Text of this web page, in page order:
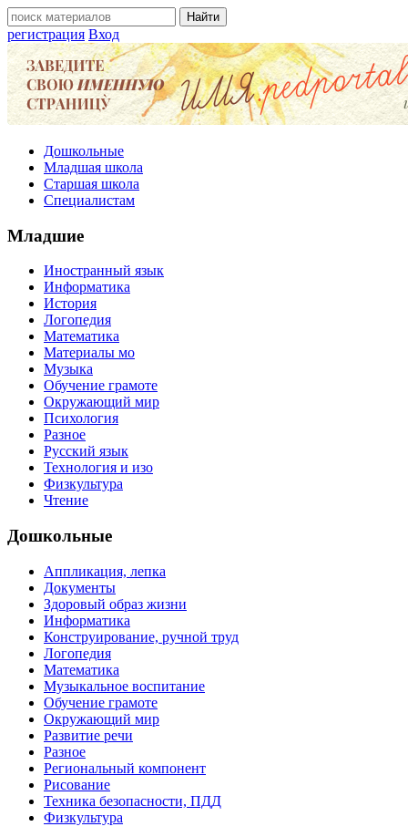
регистрация Вход
Дошкольные
Младшая школа
Старшая школа
Специалистам
Младшие
Иностранный язык
Информатика
История
Логопедия
Математика
Материалы мо
Музыка
Обучение грамоте
Окружающий мир
Психология
Разное
Русский язык
Технология и изо
Физкультура
Чтение
Дошкольные
Аппликация, лепка
Документы
Здоровый образ жизни
Информатика
Конструирование, ручной труд
Логопедия
Математика
Музыкальное воспитание
Обучение грамоте
Окружающий мир
Развитие речи
Разное
Региональный компонент
Рисование
Техника безопасности, ПДД
Физкультура